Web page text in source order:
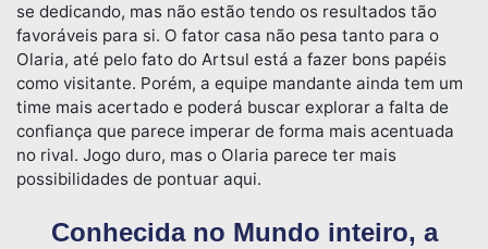
se dedicando, mas não estão tendo os resultados tão
favoráveis para si. O fator casa não pesa tanto para o
Olaria, até pelo fato do Artsul está a fazer bons papéis
como visitante. Porém, a equipe mandante ainda tem um
time mais acertado e poderá buscar explorar a falta de
confiança que parece imperar de forma mais acentuada
no rival. Jogo duro, mas o Olaria parece ter mais
possibilidades de pontuar aqui.
Conhecida no Mundo inteiro, a